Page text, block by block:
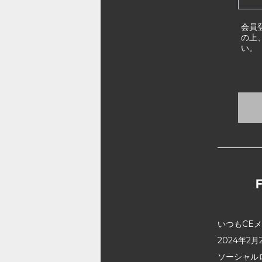
会員
の上
い。
いつもCE
2024年2月
ソーシャ